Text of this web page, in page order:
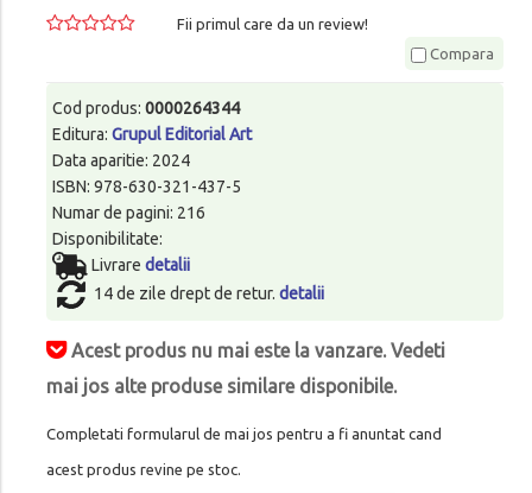
Fii primul care da un review!
Compara
Cod produs: 0000264344
Editura: Grupul Editorial Art
Data aparitie: 2024
ISBN: 978-630-321-437-5
Numar de pagini: 216
Disponibilitate:
Livrare detalii
14 de zile drept de retur. detalii
Acest produs nu mai este la vanzare. Vedeti
mai jos alte produse similare disponibile.
Completati formularul de mai jos pentru a fi anuntat cand
acest produs revine pe stoc.